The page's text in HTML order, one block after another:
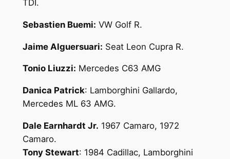
TDI.
Sebastien Buemi: VW Golf R.
Jaime Alguersuari: Seat Leon Cupra R.
Tonio Liuzzi: Mercedes C63 AMG
Danica Patrick: Lamborghini Gallardo,
Mercedes ML 63 AMG.
Dale Earnhardt Jr. 1967 Camaro, 1972
Camaro.
Tony Stewart: 1984 Cadillac, Lamborghini